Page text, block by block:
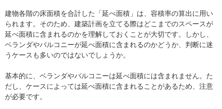
建物各階の床面積を合計した「延べ面積」は、容積率の算出に用い
られます。そのため、建築計画を立てる際はどこまでのスペースが
延べ面積に含まれるのかを理解しておくことが大切です。しかし、
ベランダやバルコニーが延べ面積に含まれるのかどうか、判断に迷
うケースも多いのではないでしょうか。
基本的に、ベランダやバルコニーは延べ面積には含まれません。た
だし、ケースによっては延べ面積に含まれることがあるため、注意
が必要です。